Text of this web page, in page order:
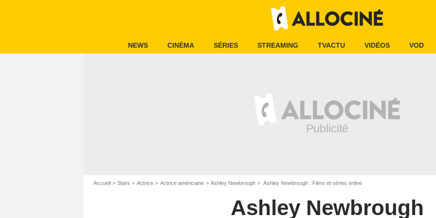
NEWS CINÉMA SÉRIES STREAMING TVACTU VIDÉOS VOD
Accueil Stars Actrice Actrice américaine Ashley Newbrough Ashley Newbrough : Films et séries online
Ashley Newbrough